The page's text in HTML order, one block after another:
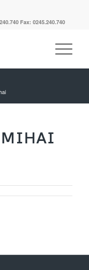
Fax: 0245.240.740
MIHAI